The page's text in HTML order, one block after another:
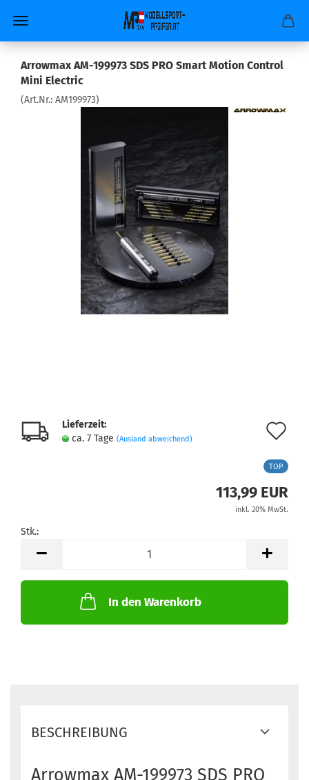
Arrowmax AM-199973 SDS PRO Smart Motion Control
Mini Electric
(Art.Nr.: AM199973)
Lieferzeit:
ca. 7 Tage (Ausland abweichend)
TOP
113,99 EUR
inkl. 20% MwSt.
Stk.:
In den Warenkorb
BESCHREIBUNG
Arrowmax AM-199973 SDS PRO